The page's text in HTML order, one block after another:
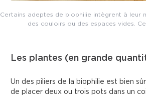
Certains adeptes de biophilie intègrent à leur
des couloirs ou des espaces vides.
Les plantes (en grande
Un des piliers de la biophilie est bien
de placer deux ou trois pots dans un